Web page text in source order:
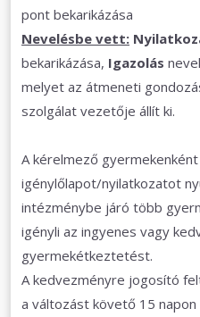
pont bekarikázása
Nevelésbe vett:
bekarikázása, Igazolás
melyet az átmeneti
szolgálat vezetője állít ki.
A kérelmező gyermekenként
igénylőlapot/nyilatkozatot
intézménybe járó több
igényli az ingyenes vagy
gyermekétkeztetést.
A kedvezményre jogosító
a változást követő 15